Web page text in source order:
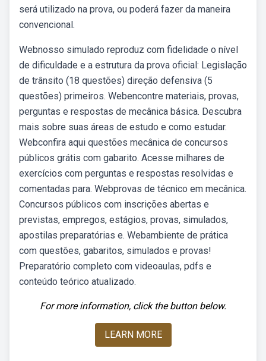
será utilizado na prova, ou poderá fazer da maneira
convencional.
Webnosso simulado reproduz com fidelidade o nível
de dificuldade e a estrutura da prova oficial: Legislação
de trânsito (18 questões) direção defensiva (5
questões) primeiros. Webencontre materiais, provas,
perguntas e respostas de mecânica básica. Descubra
mais sobre suas áreas de estudo e como estudar.
Webconfira aqui questões mecânica de concursos
públicos grátis com gabarito. Acesse milhares de
exercícios com perguntas e respostas resolvidas e
comentadas para. Webprovas de técnico em mecânica.
Concursos públicos com inscrições abertas e
previstas, empregos, estágios, provas, simulados,
apostilas preparatórias e. Webambiente de prática
com questões, gabaritos, simulados e provas!
Preparatório completo com videoaulas, pdfs e
conteúdo teórico atualizado.
For more information, click the button below.
LEARN MORE